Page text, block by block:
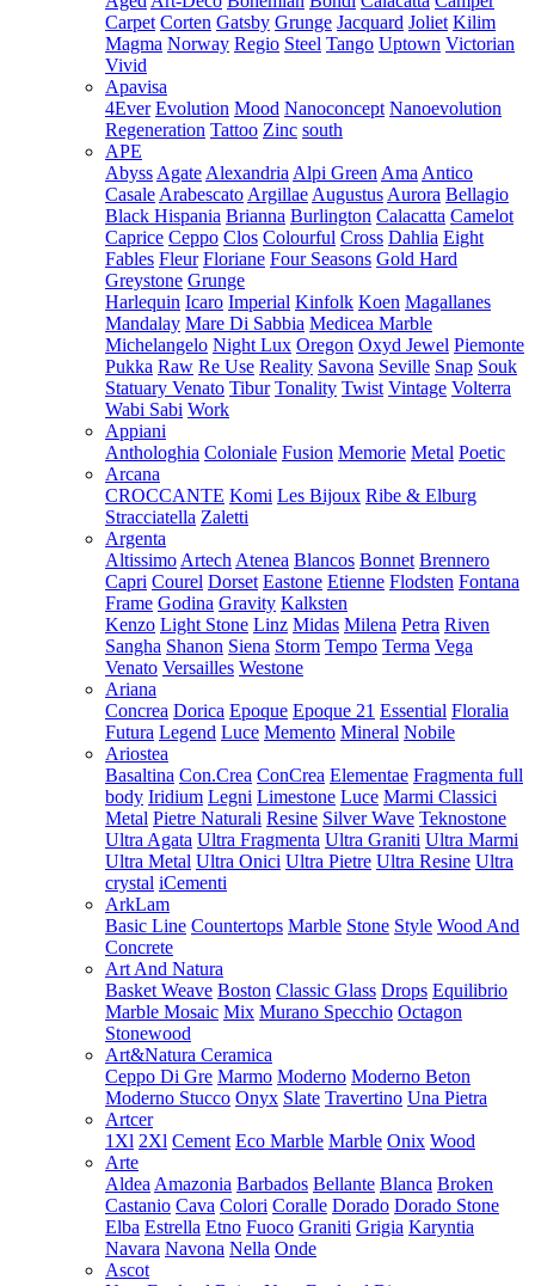
Carpet Corten Gatsby Grunge Jacquard Joliet Kilim
Magma Norway Regio Steel Tango Uptown Victorian
Vivid
Apavisa
4Ever Evolution Mood Nanoconcept Nanoevolution
Regeneration Tattoo Zinc south
APE
Abyss Agate Alexandria Alpi Green Ama Antico
Casale Arabescato Argillae Augustus Aurora Bellagio
Black Hispania Brianna Burlington Calacatta Camelot
Caprice Ceppo Clos Colourful Cross Dahlia Eight
Fables Fleur Floriane Four Seasons Gold Hard
Greystone Grunge
Harlequin Icaro Imperial Kinfolk Koen Magallanes
Mandalay Mare Di Sabbia Medicea Marble
Michelangelo Night Lux Oregon Oxyd Jewel Piemonte
Pukka Raw Re Use Reality Savona Seville Snap Souk
Statuary Venato Tibur Tonality Twist Vintage Volterra
Wabi Sabi Work
Appiani
Anthologhia Coloniale Fusion Memorie Metal Poetic
Arcana
CROCCANTE Komi Les Bijoux Ribe & Elburg
Stracciatella Zaletti
Argenta
Altissimo Artech Atenea Blancos Bonnet Brennero
Capri Courel Dorset Eastone Etienne Flodsten Fontana
Frame Godina Gravity Kalksten
Kenzo Light Stone Linz Midas Milena Petra Riven
Sangha Shanon Siena Storm Tempo Terma Vega
Venato Versailles Westone
Ariana
Concrea Dorica Epoque Epoque 21 Essential Floralia
Futura Legend Luce Memento Mineral Nobile
Ariostea
Basaltina Con.Crea ConCrea Elementae Fragmenta full
body Iridium Legni Limestone Luce Marmi Classici
Metal Pietre Naturali Resine Silver Wave Teknostone
Ultra Agata Ultra Fragmenta Ultra Graniti Ultra Marmi
Ultra Metal Ultra Onici Ultra Pietre Ultra Resine Ultra
crystal iCementi
ArkLam
Basic Line Countertops Marble Stone Style Wood And
Concrete
Art And Natura
Basket Weave Boston Classic Glass Drops Equilibrio
Marble Mosaic Mix Murano Specchio Octagon
Stonewood
Art&Natura Ceramica
Ceppo Di Gre Marmo Moderno Moderno Beton
Moderno Stucco Onyx Slate Travertino Una Pietra
Artcer
1Xl 2Xl Cement Eco Marble Marble Onix Wood
Arte
Aldea Amazonia Barbados Bellante Blanca Broken
Castanio Cava Colori Coralle Dorado Dorado Stone
Elba Estrella Etno Fuoco Graniti Grigia Karyntia
Navara Navona Nella Onde
Ascot